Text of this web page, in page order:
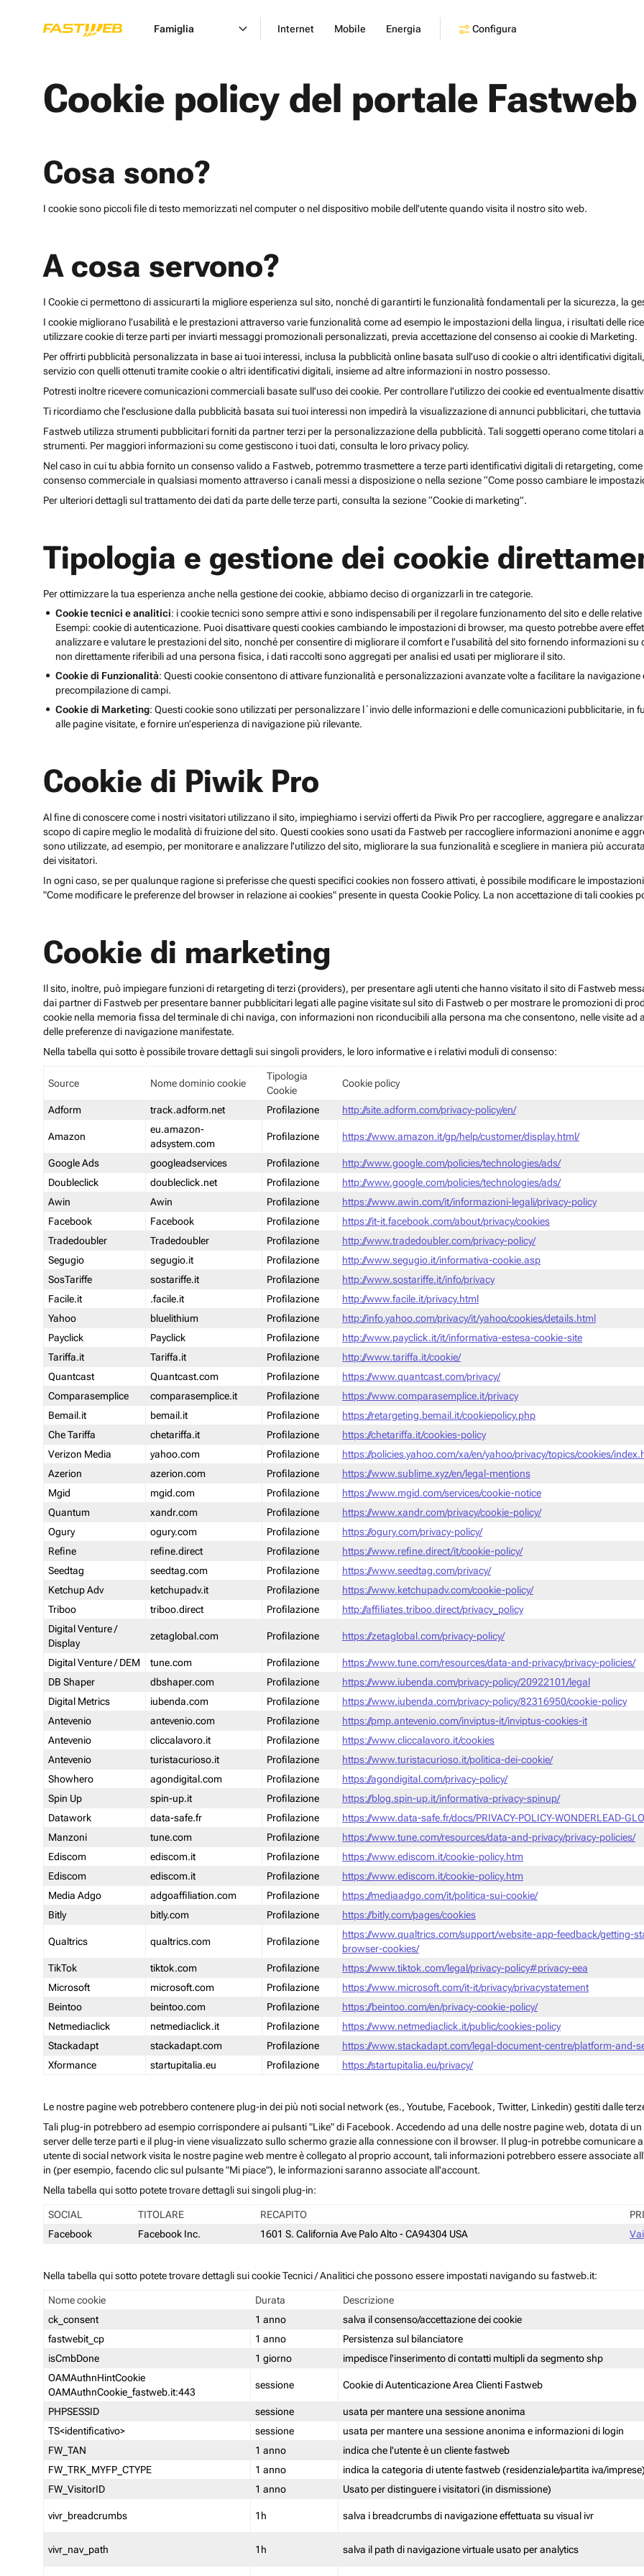
Famiglia Internet Mobile Energia Configura
Cookie policy del portale Fastweb
Cosa sono?
I cookie sono piccoli file di testo memorizzati nel computer o nel dispositivo mobile dell'utente quando visita il nostro sito web.
A cosa servono?
I Cookie ci permettono di assicurarti la migliore esperienza sul sito, nonché di garantirti le funzionalità fondamentali per la sicurezza, la
I cookie migliorano l’usabilità e le prestazioni attraverso varie funzionalità come ad esempio le impostazioni della lingua, i risultati delle
utilizzare cookie di terze parti per inviarti messaggi promozionali personalizzati, previa accettazione del consenso ai cookie di Marketing.
Per offrirti pubblicità personalizzata in base ai tuoi interessi, inclusa la pubblicità online basata sull’uso di cookie o altri identificativi
servizio con quelli ottenuti tramite cookie o altri identificativi digitali, insieme ad altre informazioni in nostro possesso.
Potresti inoltre ricevere comunicazioni commerciali basate sull’uso dei cookie. Per controllare l’utilizzo dei cookie ed eventualmente
Ti ricordiamo che l’esclusione dalla pubblicità basata sui tuoi interessi non impedirà la visualizzazione di annunci pubblicitari, che
Fastweb utilizza strumenti pubblicitari forniti da partner terzi per la personalizzazione della pubblicità. Tali soggetti operano come
strumenti. Per maggiori informazioni su come gestiscono i tuoi dati, consulta le loro privacy policy.
Nel caso in cui tu abbia fornito un consenso valido a Fastweb, potremmo trasmettere a terze parti identificativi digitali di retargeting,
consenso commerciale in qualsiasi momento attraverso i canali messi a disposizione o nella sezione “Come posso cambiare le
Per ulteriori dettagli sul trattamento dei dati da parte delle terze parti, consulta la sezione “Cookie di marketing”.
Tipologia e gestione dei cookie
Per ottimizzare la tua esperienza anche nella gestione dei cookie, abbiamo deciso di organizzarli in tre categorie.
Cookie tecnici e analitici: i cookie tecnici sono sempre attivi e sono indispensabili per il regolare funzionamento del sito e delle
Esempi: cookie di autenticazione. Puoi disattivare questi cookies cambiando le impostazioni di browser, ma questo potrebbe avere
analizzare e valutare le prestazioni del sito, nonché per consentire di migliorare il comfort e l’usabilità del sito fornendo informazioni
non direttamente riferibili ad una persona fisica, i dati raccolti sono aggregati per analisi ed usati per migliorare il sito.
Cookie di Funzionalità: Questi cookie consentono di attivare funzionalità e personalizzazioni avanzate volte a facilitare la
precompilazione di campi.
Cookie di Marketing: Questi cookie sono utilizzati per personalizzare l´invio delle informazioni e delle comunicazioni pubblicitarie, in
alle pagine visitate, e fornire un’esperienza di navigazione più rilevante.
Cookie di Piwik Pro
Al fine di conoscere come i nostri visitatori utilizzano il sito, impieghiamo i servizi offerti da Piwik Pro per raccogliere, aggregare e
scopo di capire meglio le modalità di fruizione del sito. Questi cookies sono usati da Fastweb per raccogliere informazioni anonime e
sono utilizzate, ad esempio, per monitorare e analizzare l'utilizzo del sito, migliorare la sua funzionalità e scegliere in maniera più
dei visitatori.
In ogni caso, se per qualunque ragione si preferisse che questi specifici cookies non fossero attivati, è possibile modificare le
"Come modificare le preferenze del browser in relazione ai cookies" presente in questa Cookie Policy. La non accettazione di tali cookies
Cookie di marketing
Il sito, inoltre, può impiegare funzioni di retargeting di terzi (providers), per presentare agli utenti che hanno visitato il sito di Fastweb
dai partner di Fastweb per presentare banner pubblicitari legati alle pagine visitate sul sito di Fastweb o per mostrare le promozioni di
cookie nella memoria fissa del terminale di chi naviga, con informazioni non riconducibili alla persona ma che consentono, nelle visite
delle preferenze di navigazione manifestate.
Nella tabella qui sotto è possibile trovare dettagli sui singoli providers, le loro informative e i relativi moduli di consenso:
Source Nome dominio cookie
Tipologia
Cookie
Cookie policy
Adform track.adform.net Profilazione http://site.adform.com/privacy-policy/en/
Amazon
eu.amazon-
adsystem.com
Profilazione https://www.amazon.it/gp/help/customer/display.html/
Google Ads googleadservices Profilazione
http://www.google.com/policies/technologies/ads/
Doubleclick
doubleclick.net Profilazione
http://www.google.com/policies/technologies/ads/
Awin
Awin Profilazione
https://www.awin.com/it/informazioni-legali/privacy-policy
Facebook
Facebook Profilazione
https://it-it.facebook.com/about/privacy/cookies
Tradedoubler
Tradedoubler Profilazione
http://www.tradedoubler.com/privacy-policy/
Segugio
segugio.it Profilazione
http://www.segugio.it/informativa-cookie.asp
SosTariffe
sostariffe.it Profilazione
http://www.sostariffe.it/info/privacy
Facile.it
.facile.it Profilazione
http://www.facile.it/privacy.html
Yahoo
bluelithium Profilazione
http://info.yahoo.com/privacy/it/yahoo/cookies/details.html
Payclick
Payclick Profilazione
http://www.payclick.it/it/informativa-estesa-cookie-site
Tariffa.it
Tariffa.it Profilazione
http://www.tariffa.it/cookie/
Quantcast
Quantcast.com Profilazione
https://www.quantcast.com/privacy/
Comparasemplice
comparasemplice.it Profilazione
https://www.comparasemplice.it/privacy
Bemail.it
bemail.it Profilazione
https://retargeting.bemail.it/cookiepolicy.php
Che Tariffa
chetariffa.it Profilazione
https://chetariffa.it/cookies-policy
Verizon Media
yahoo.com Profilazione
https://policies.yahoo.com/xa/en/yahoo/privacy/topics/cookies/
Azerion
azerion.com Profilazione
https://www.sublime.xyz/en/legal-mentions
Mgid
mgid.com Profilazione
https://www.mgid.com/services/cookie-notice
Quantum
xandr.com Profilazione
https://www.xandr.com/privacy/cookie-policy/
Ogury
ogury.com Profilazione
https://ogury.com/privacy-policy/
Refine
refine.direct Profilazione
https://www.refine.direct/it/cookie-policy/
Seedtag
seedtag.com Profilazione
https://www.seedtag.com/privacy/
Ketchup Adv
ketchupadv.it Profilazione
https://www.ketchupadv.com/cookie-policy/
Triboo
triboo.direct Profilazione
http://affiliates.triboo.direct/privacy_policy
Digital Venture /
Display
zetaglobal.com Profilazione https://zetaglobal.com/privacy-policy/
Digital Venture / DEM tune.com Profilazione
https://www.tune.com/resources/data-and-privacy/privacy-policies/
DB Shaper
dbshaper.com Profilazione
https://www.iubenda.com/privacy-policy/20922101/legal
Digital Metrics
iubenda.com Profilazione
https://www.iubenda.com/privacy-policy/82316950/cookie-policy
Antevenio
antevenio.com Profilazione
https://pmp.antevenio.com/inviptus-it/inviptus-cookies-it
Antevenio
cliccalavoro.it Profilazione
https://www.cliccalavoro.it/cookies
Antevenio
turistacurioso.it Profilazione
https://www.turistacurioso.it/politica-dei-cookie/
Showhero
agondigital.com Profilazione
https://agondigital.com/privacy-policy/
Spin Up
spin-up.it Profilazione
https://blog.spin-up.it/informativa-privacy-spinup/
Datawork
data-safe.fr Profilazione
https://www.data-safe.fr/docs/PRIVACY-POLICY-WONDERLEAD-
Manzoni
tune.com Profilazione
https://www.tune.com/resources/data-and-privacy/privacy-policies/
Ediscom
ediscom.it Profilazione
https://www.ediscom.it/cookie-policy.htm
Ediscom
ediscom.it Profilazione
https://www.ediscom.it/cookie-policy.htm
Media Adgo
adgoaffiliation.com Profilazione
https://mediaadgo.com/it/politica-sui-cookie/
Bitly
bitly.com Profilazione https://bitly.com/pages/cookies
Qualtrics qualtrics.com Profilazione
https://www.qualtrics.com/support/website-app-feedback/getting-
browser-cookies/
TikTok
tiktok.com Profilazione
https://www.tiktok.com/legal/privacy-policy#privacy-eea
Microsoft
microsoft.com Profilazione
https://www.microsoft.com/it-it/privacy/privacystatement
Beintoo
beintoo.com Profilazione
https://beintoo.com/en/privacy-cookie-policy/
Netmediaclick
netmediaclick.it Profilazione
https://www.netmediaclick.it/public/cookies-policy
Stackadapt
stackadapt.com Profilazione
https://www.stackadapt.com/legal-document-centre/platform-and-
Xformance
startupitalia.eu Profilazione https://startupitalia.eu/privacy/
Le nostre pagine web potrebbero contenere plug-in dei più noti social network (es., Youtube, Facebook, Twitter, Linkedin) gestiti dalle
Tali plug-in potrebbero ad esempio corrispondere ai pulsanti "Like" di Facebook. Accedendo ad una delle nostre pagine web, dotata di
server delle terze parti e il plug-in viene visualizzato sullo schermo grazie alla connessione con il browser. Il plug-in potrebbe comunicare
utente di social network visita le nostre pagine web mentre è collegato al proprio account, tali informazioni potrebbero essere associate
in (per esempio, facendo clic sul pulsante "Mi piace"), le informazioni saranno associate all'account.
Nella tabella qui sotto potete trovare dettagli sui singoli plug-in:
SOCIAL TITOLARE RECAPITO
Facebook
Facebook Inc. 1601 S. California Ave Palo Alto - CA94304 USA
Nella tabella qui sotto potete trovare dettagli sui cookie Tecnici / Analitici che possono essere impostati navigando su fastweb.it:
Nome cookie Durata
Descrizione
ck_consent
1 anno
salva il consenso/accettazione dei cookie
fastwebit_cp
1 anno
Persistenza sul bilanciatore
isCmbDone
1 giorno
impedisce l'inserimento di contatti multipli da segmento shp
OAMAuthnHintCookie
OAMAuthnCookie_fastweb.it:443
sessione Cookie di Autenticazione Area Clienti Fastweb
PHPSESSID sessione
usata per mantere una sessione anonima
TS<identificativo>
sessione
usata per mantere una sessione anonima e informazioni di login
FW_TAN
1 anno
indica che l'utente è un cliente fastweb
FW_TRK_MYFP_CTYPE
1 anno
indica la categoria di utente fastweb (residenziale/partita iva/
FW_VisitorID
1 anno Usato per distinguere i visitatori (in dismissione)
vivr_breadcrumbs 1h salva i breadcrumbs di navigazione effettuata su visual ivr
vivr_nav_path 1h salva il path di navigazione virtuale usato per analytics